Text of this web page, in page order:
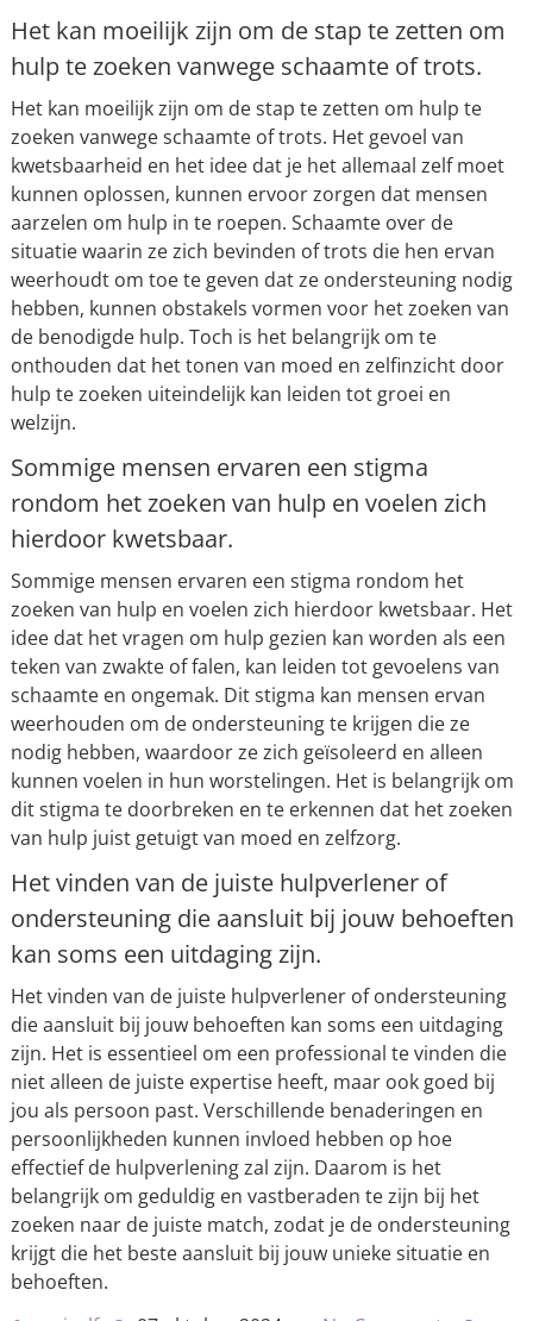
Het kan moeilijk zijn om de stap te zetten om
hulp te zoeken vanwege schaamte of trots.
Het kan moeilijk zijn om de stap te zetten om hulp te
zoeken vanwege schaamte of trots. Het gevoel van
kwetsbaarheid en het idee dat je het allemaal zelf moet
kunnen oplossen, kunnen ervoor zorgen dat mensen
aarzelen om hulp in te roepen. Schaamte over de
situatie waarin ze zich bevinden of trots die hen ervan
weerhoudt om toe te geven dat ze ondersteuning nodig
hebben, kunnen obstakels vormen voor het zoeken van
de benodigde hulp. Toch is het belangrijk om te
onthouden dat het tonen van moed en zelfinzicht door
hulp te zoeken uiteindelijk kan leiden tot groei en
welzijn.
Sommige mensen ervaren een stigma
rondom het zoeken van hulp en voelen zich
hierdoor kwetsbaar.
Sommige mensen ervaren een stigma rondom het
zoeken van hulp en voelen zich hierdoor kwetsbaar. Het
idee dat het vragen om hulp gezien kan worden als een
teken van zwakte of falen, kan leiden tot gevoelens van
schaamte en ongemak. Dit stigma kan mensen ervan
weerhouden om de ondersteuning te krijgen die ze
nodig hebben, waardoor ze zich geïsoleerd en alleen
kunnen voelen in hun worstelingen. Het is belangrijk om
dit stigma te doorbreken en te erkennen dat het zoeken
van hulp juist getuigt van moed en zelfzorg.
Het vinden van de juiste hulpverlener of
ondersteuning die aansluit bij jouw behoeften
kan soms een uitdaging zijn.
Het vinden van de juiste hulpverlener of ondersteuning
die aansluit bij jouw behoeften kan soms een uitdaging
zijn. Het is essentieel om een professional te vinden die
niet alleen de juiste expertise heeft, maar ook goed bij
jou als persoon past. Verschillende benaderingen en
persoonlijkheden kunnen invloed hebben op hoe
effectief de hulpverlening zal zijn. Daarom is het
belangrijk om geduldig en vastberaden te zijn bij het
zoeken naar de juiste match, zodat je de ondersteuning
krijgt die het beste aansluit bij jouw unieke situatie en
behoeften.